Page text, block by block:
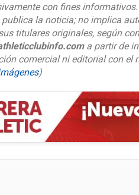
con fines
la noticia; no implica
titulares originales, según
a partir de
comercial ni editorial con el
)